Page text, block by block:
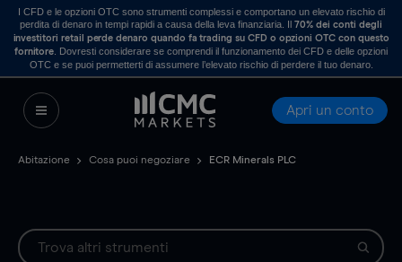
I CFD e le opzioni OTC sono strumenti complessi e comportano un elevato rischio di
perdita di denaro in tempi rapidi a causa della leva finanziaria. Il70% dei conti degli
investitori retail perde denaro quando fa trading su CFD o opzioni OTC con questo
fornitore . Dovresti considerare se comprendi il funzionamento dei CFD e delle opzioni
OTC e se puoi permetterti di assumere l’elevato rischio di perdere il tuo denaro.
Apri un conto
Abitazione Cosa puoi negoziare ECR Minerals PLC